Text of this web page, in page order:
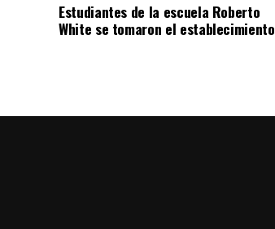
Estudiantes de la escuela Roberto
White se tomaron el establecimiento